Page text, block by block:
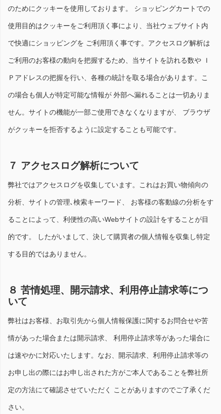
のためにクッキーを使用しております。 ショッピングカートでの
使用目的はクッキーをご利用頂く事により、当社ウェブサイト内
で快適にショッピングを ご利用頂く事です。アクセスログ解析は
ご利用のお客様の動向を把握するため、当サイトを訪れる数や Ｉ
Ｐアドレスの把握を行い、各種の統計を取る場合があります。こ
の場合も個人が特定可能な情報が 外部へ漏れることは一切ありま
せん。サイトの機能が一部ご使用できなくなりますが、 ブラウザ
がクッキーを拒否するように設定することも可能です。
７ アクセスログ解析について
弊社ではアクセスログを収集しています。これはお買い物傾向の
分析、サイトの管理､検索キーワード、 お客様の客動線の分析をす
ることによって、利便性の高いWebサイトの設計をすることが目
的です。 したがいまして、決して購買者の個人情報を収集し特定
する目的ではありません。
８ 苦情処理、開示請求、利用停止請求等につ
いて
弊社はお客様、お取引先から個人情報保護に関するお問合せや苦
情があった場合または開示請求、 利用停止請求等があった場合に
は速やかに対応いたします。なお、開示請求、利用停止請求等の
お申し出の際にはお申し出された方がご本人であることを弊社所
定の方法にて確認させていただく ことがありますのでご了承くだ
さい。